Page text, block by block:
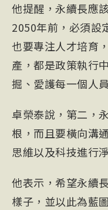
他提醒，永續長應
2050年前，必須設
也要專注人才培育
產，都是政策執行
掘、愛護每一個人
卓榮泰說，第二，
根，而且要橫向溝
思維以及科技進行
他表示，希望永續
樣子，並以此為藍